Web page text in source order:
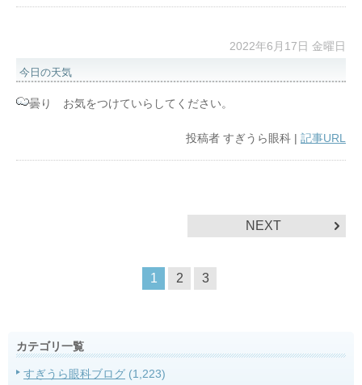
2022年6月17日 金曜日
今日の天気
曇り お気をつけていらしてください。
投稿者 すぎうら眼科 | 記事URL
1 2 3
NEXT
カテゴリ一覧
すぎうら眼科ブログ (1,223)